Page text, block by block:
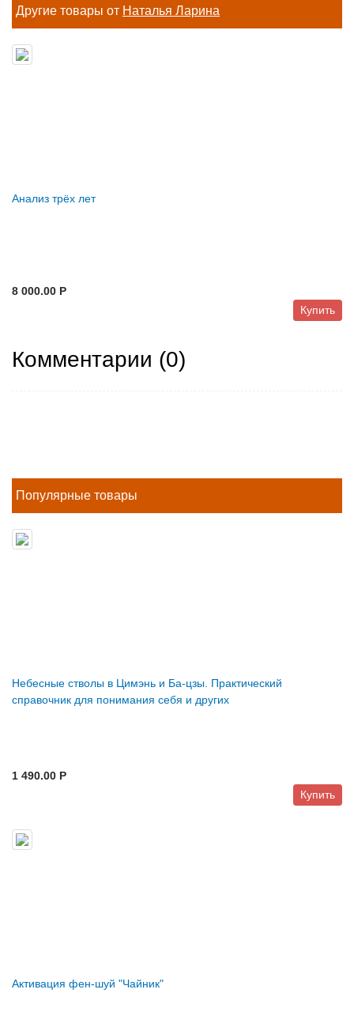
Другие товары от Наталья Ларина
Анализ трёх лет
8 000.00 P
Купить
Комментарии (0)
Популярные товары
Небесные стволы в Цимэнь и Ба-цзы. Практический
справочник для понимания себя и других
1 490.00 P
Купить
Активация фен-шуй "Чайник"